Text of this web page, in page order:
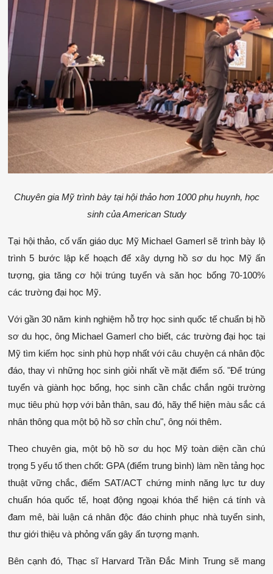
Chuyên gia Mỹ trình bày tại hội thảo hơn 1000 phụ huynh, học
sinh của American Study
Tại hội thảo, cố vấn giáo dục Mỹ Michael Gamerl sẽ trình bày lộ
trình 5 bước lập kế hoạch để xây dựng hồ sơ du học Mỹ ấn
tượng, gia tăng cơ hội trúng tuyển và săn học bổng 70-100%
các trường đại học Mỹ.
Với gần 30 năm kinh nghiệm hỗ trợ học sinh quốc tế chuẩn bị hồ
sơ du học, ông Michael Gamerl cho biết, các trường đại học tại
Mỹ tìm kiếm học sinh phù hợp nhất với câu chuyện cá nhân độc
đáo, thay vì những học sinh giỏi nhất về mặt điểm số. "Để trúng
tuyển và giành học bổng, học sinh cần chắc chắn ngôi trường
mục tiêu phù hợp với bản thân, sau đó, hãy thể hiện màu sắc cá
nhân thông qua một bộ hồ sơ chỉn chu", ông nói thêm.
Theo chuyên gia, một bộ hồ sơ du học Mỹ toàn diện cần chú
trọng 5 yếu tố then chốt: GPA (điểm trung bình) làm nền tảng học
thuật vững chắc, điểm SAT/ACT chứng minh năng lực tư duy
chuẩn hóa quốc tế, hoạt động ngoại khóa thể hiện cá tính và
đam mê, bài luận cá nhân độc đáo chinh phục nhà tuyển sinh,
thư giới thiệu và phỏng vấn gây ấn tượng mạnh.
Bên cạnh đó, Thạc sĩ Harvard Trần Đắc Minh Trung sẽ mang